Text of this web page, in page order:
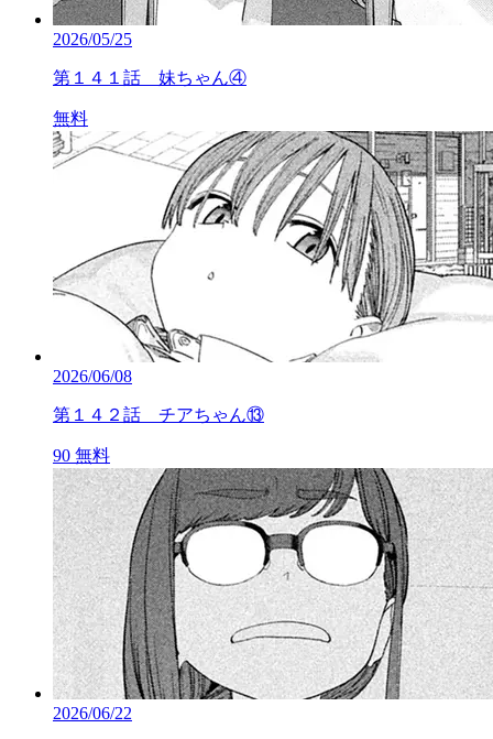
2026/05/25
第１４１話 妹ちゃん④
無料
2026/06/08
第１４２話 チアちゃん⑬
90 無料
2026/06/22